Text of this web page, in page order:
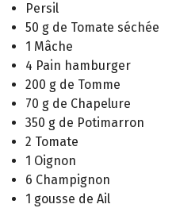
Persil
50 g de Tomate séchée
1 Mâche
4 Pain hamburger
200 g de Tomme
70 g de Chapelure
350 g de Potimarron
2 Tomate
1 Oignon
6 Champignon
1 gousse de Ail